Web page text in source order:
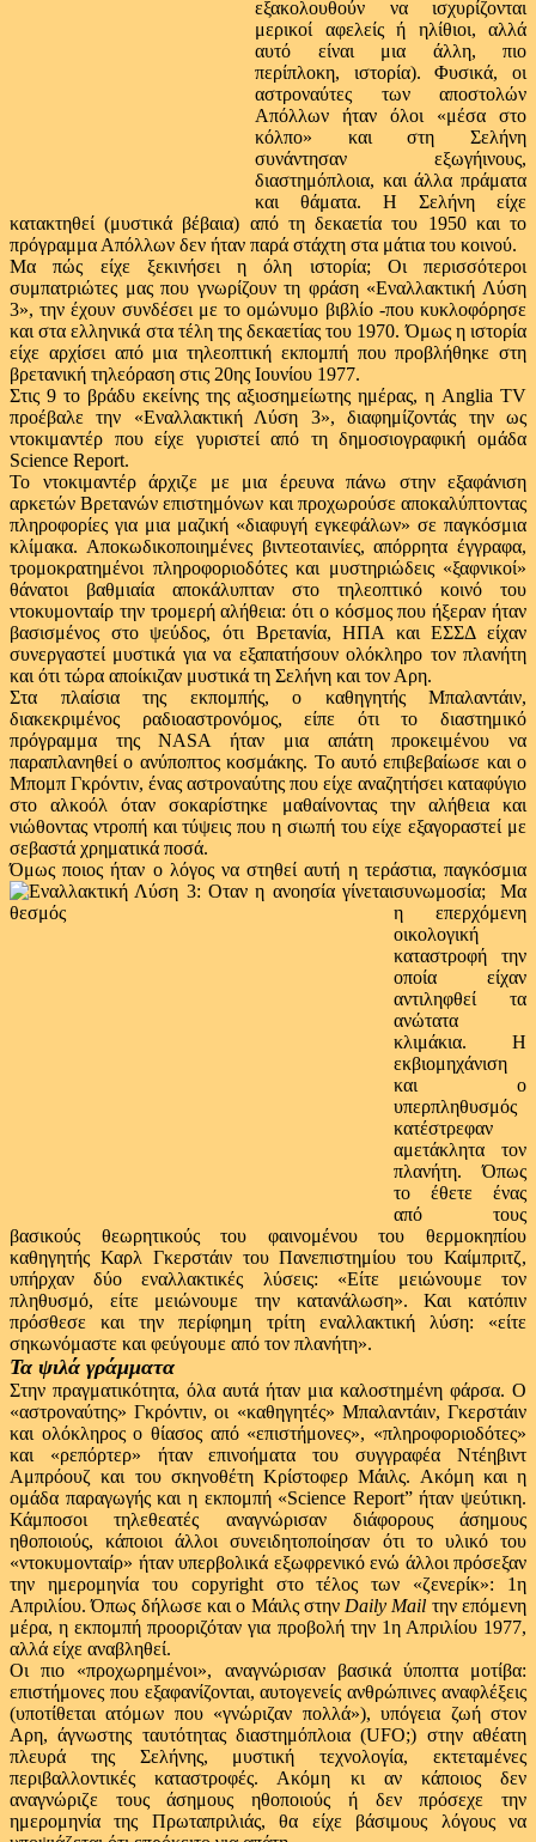
εξακολουθούν να ισχυρίζονται
μερικοί αφελείς ή ηλίθιοι, αλλά
αυτό είναι μια άλλη, πιο
περίπλοκη, ιστορία). Φυσικά, οι
αστροναύτες των αποστολών
Απόλλων ήταν όλοι «μέσα στο
κόλπο» και στη Σελήνη
συνάντησαν εξωγήινους,
διαστημόπλοια, και άλλα πράματα
και θάματα. Η Σελήνη είχε
κατακτηθεί (μυστικά βέβαια) από τη δεκαετία του 1950 και το
πρόγραμμα Απόλλων δεν ήταν παρά στάχτη στα μάτια του κοινού.
Μα πώς είχε ξεκινήσει η όλη ιστορία; Οι περισσότεροι
συμπατριώτες μας που γνωρίζουν τη φράση «Εναλλακτική Λύση
3», την έχουν συνδέσει με το ομώνυμο βιβλίο -που κυκλοφόρησε
και στα ελληνικά στα τέλη της δεκαετίας του 1970. Όμως η ιστορία
είχε αρχίσει από μια τηλεοπτική εκπομπή που προβλήθηκε στη
βρετανική τηλεόραση στις 20ης Ιουνίου 1977.
Στις 9 το βράδυ εκείνης της αξιοσημείωτης ημέρας, η Anglia TV
προέβαλε την «Εναλλακτική Λύση 3», διαφημίζοντάς την ως
ντοκιμαντέρ που είχε γυριστεί από τη δημοσιογραφική ομάδα
Science Report.
Το ντοκιμαντέρ άρχιζε με μια έρευνα πάνω στην εξαφάνιση
αρκετών Βρετανών επιστημόνων και προχωρούσε αποκαλύπτοντας
πληροφορίες για μια μαζική «διαφυγή εγκεφάλων» σε παγκόσμια
κλίμακα. Αποκωδικοποιημένες βιντεοταινίες, απόρρητα έγγραφα,
τρομοκρατημένοι πληροφοριοδότες και μυστηριώδεις «ξαφνικοί»
θάνατοι βαθμιαία αποκάλυπταν στο τηλεοπτικό κοινό του
ντοκυμονταίρ την τρομερή αλήθεια: ότι ο κόσμος που ήξεραν ήταν
βασισμένος στο ψεύδος, ότι Βρετανία, ΗΠΑ και ΕΣΣΔ είχαν
συνεργαστεί μυστικά για να εξαπατήσουν ολόκληρο τον πλανήτη
και ότι τώρα αποίκιζαν μυστικά τη Σελήνη και τον Αρη.
Στα πλαίσια της εκπομπής, ο καθηγητής Μπαλαντάιν,
διακεκριμένος ραδιοαστρονόμος, είπε ότι το διαστημικό
πρόγραμμα της NASA ήταν μια απάτη προκειμένου να
παραπλανηθεί ο ανύποπτος κοσμάκης. Το αυτό επιβεβαίωσε και ο
Μπομπ Γκρόντιν, ένας αστροναύτης που είχε αναζητήσει καταφύγιο
στο αλκοόλ όταν σοκαρίστηκε μαθαίνοντας την αλήθεια και
νιώθοντας ντροπή και τύψεις που η σιωπή του είχε εξαγοραστεί με
σεβαστά χρηματικά ποσά.
Όμως ποιος ήταν ο λόγος να στηθεί αυτή η τεράστια, παγκόσμια
συνωμοσία; Μα
η επερχόμενη
οικολογική
καταστροφή την
οποία είχαν
αντιληφθεί τα
ανώτατα
κλιμάκια. Η
εκβιομηχάνιση
και ο
υπερπληθυσμός
κατέστρεφαν
αμετάκλητα τον
πλανήτη. Όπως
το έθετε ένας
από τους
βασικούς θεωρητικούς του φαινομένου του θερμοκηπίου
καθηγητής Καρλ Γκερστάιν του Πανεπιστημίου του Καίμπριτζ,
υπήρχαν δύο εναλλακτικές λύσεις: «Είτε μειώνουμε τον
πληθυσμό, είτε μειώνουμε την κατανάλωση». Και κατόπιν
πρόσθεσε και την περίφημη τρίτη εναλλακτική λύση: «είτε
σηκωνόμαστε και φεύγουμε από τον πλανήτη».
Τα ψιλά γράμματα
Στην πραγματικότητα, όλα αυτά ήταν μια καλοστημένη φάρσα. Ο
«αστροναύτης» Γκρόντιν, οι «καθηγητές» Μπαλαντάιν, Γκερστάιν
και ολόκληρος ο θίασος από «επιστήμονες», «πληροφοριοδότες»
και «ρεπόρτερ» ήταν επινοήματα του συγγραφέα Ντέηβιντ
Αμπρόουζ και του σκηνοθέτη Κρίστοφερ Μάιλς. Ακόμη και η
ομάδα παραγωγής και η εκπομπή «Science Report” ήταν ψεύτικη.
Κάμποσοι τηλεθεατές αναγνώρισαν διάφορους άσημους
ηθοποιούς, κάποιοι άλλοι συνειδητοποίησαν ότι το υλικό του
«ντοκυμονταίρ» ήταν υπερβολικά εξωφρενικό ενώ άλλοι πρόσεξαν
την ημερομηνία του copyright στο τέλος των «ζενερίκ»: 1η
Απριλίου. Όπως δήλωσε και ο Μάιλς στην Daily Mail την επόμενη
μέρα, η εκπομπή προοριζόταν για προβολή την 1η Απριλίου 1977,
αλλά είχε αναβληθεί.
Οι πιο «προχωρημένοι», αναγνώρισαν βασικά ύποπτα μοτίβα:
επιστήμονες που εξαφανίζονται, αυτογενείς ανθρώπινες αναφλέξεις
(υποτίθεται ατόμων που «γνώριζαν πολλά»), υπόγεια ζωή στον
Αρη, άγνωστης ταυτότητας διαστημόπλοια (UFO;) στην αθέατη
πλευρά της Σελήνης, μυστική τεχνολογία, εκτεταμένες
περιβαλλοντικές καταστροφές. Ακόμη κι αν κάποιος δεν
αναγνώριζε τους άσημους ηθοποιούς ή δεν πρόσεχε την
ημερομηνία της Πρωταπριλιάς, θα είχε βάσιμους λόγους να